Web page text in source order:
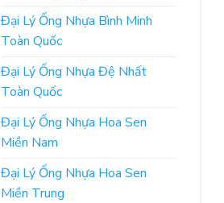
Đại Lý Ống Nhựa Bình Minh
Toàn Quốc
Đại Lý Ống Nhựa Đệ Nhất
Toàn Quốc
Đại Lý Ống Nhựa Hoa Sen
Miền Nam
Đại Lý Ống Nhựa Hoa Sen
Miền Trung